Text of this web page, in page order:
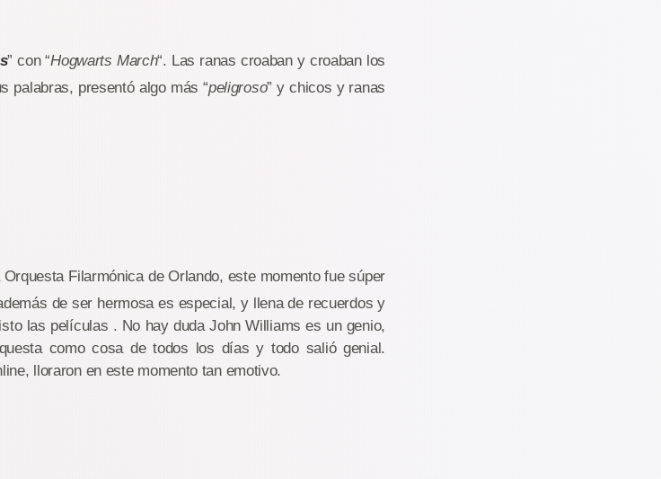
” con “Hogwarts March“. Las ranas croaban y croaban los
palabras, presentó algo más “peligroso” y chicos y ranas
Filarmónica de Orlando, este momento fue súper
de ser hermosa es especial, y llena de recuerdos y
las películas . No hay duda John Williams es un genio,
como cosa de todos los días y todo salió genial.
lloraron en este momento tan emotivo.